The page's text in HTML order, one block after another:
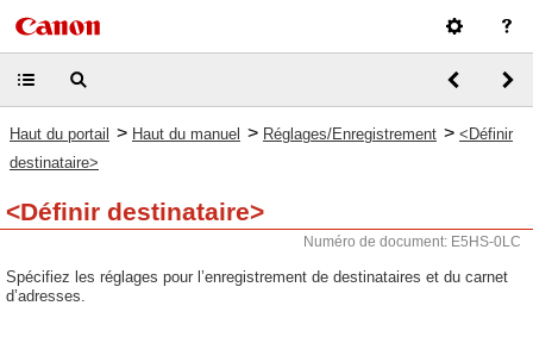
Haut du portail > Haut du manuel > Réglages/Enregistrement > <Définir
destinataire>
<Définir destinataire>
Numéro de document: E5HS-0LC
Spécifiez les réglages pour l’enregistrement de destinataires et du carnet
d’adresses.